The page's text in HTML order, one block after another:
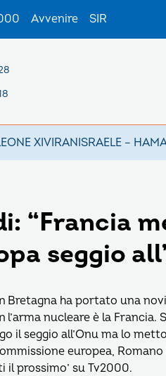
Avvenire SIR
XIVIRANISRAELE –
“Francia
seggio
Bretagna ha portato una
l’arma nucleare è la
il seggio all’Onu ma lo
europea,
il prossimo’ su Tv2000.